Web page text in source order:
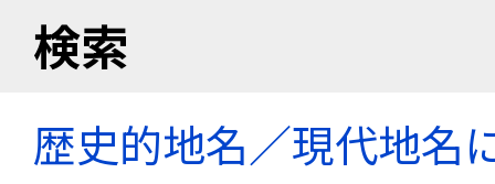
検索
歴史的地名／現代地名